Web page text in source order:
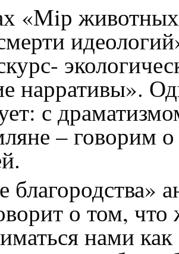
«Мiр
нарративы».
с
– говорим
благородства»
о том,
нами